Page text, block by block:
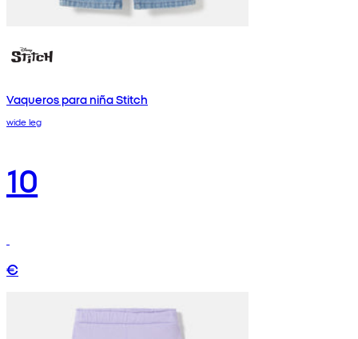
Vaqueros para niña Stitch
wide leg
10
€